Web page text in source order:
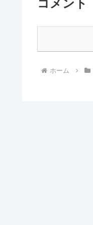
コメント
ホーム